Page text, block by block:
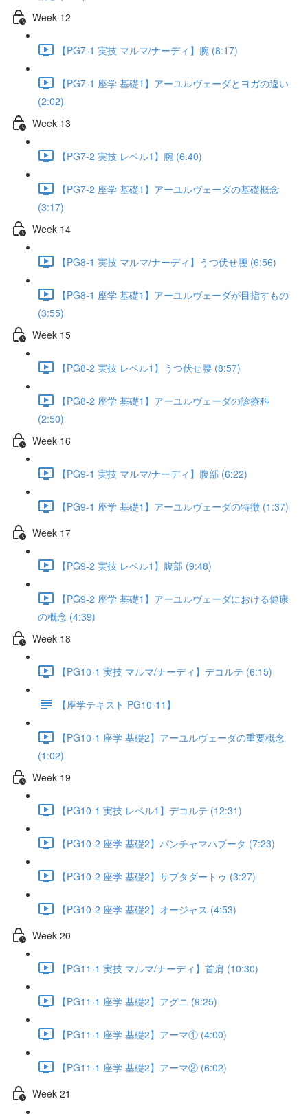
Week 12
【PG7-1 実技 マルマ/ナーディ】腕 (8:17)
【PG7-1 座学 基礎1】アーユルヴェーダとヨガの違い
(2:02)
Week 13
【PG7-2 実技 レベル1】腕 (6:40)
【PG7-2 座学 基礎1】アーユルヴェーダの基礎概念
(3:17)
Week 14
【PG8-1 実技 マルマ/ナーディ】うつ伏せ腰 (6:56)
【PG8-1 座学 基礎1】アーユルヴェーダが目指すもの
(3:55)
Week 15
【PG8-2 実技 レベル1】うつ伏せ腰 (8:57)
【PG8-2 座学 基礎1】アーユルヴェーダの診療科
(2:50)
Week 16
【PG9-1 実技 マルマ/ナーディ】腹部 (6:22)
【PG9-1 座学 基礎1】アーユルヴェーダの特徴 (1:37)
Week 17
【PG9-2 実技 レベル1】腹部 (9:48)
【PG9-2 座学 基礎1】アーユルヴェーダにおける健康
の概念 (4:39)
Week 18
【PG10-1 実技 マルマ/ナーディ】デコルテ (6:15)
【座学テキスト PG10-11】
【PG10-1 座学 基礎2】アーユルヴェーダの重要概念
(1:02)
Week 19
【PG10-1 実技 レベル1】デコルテ (12:31)
【PG10-2 座学 基礎2】パンチャマハブータ (7:23)
【PG10-2 座学 基礎2】サプタダートゥ (3:27)
【PG10-2 座学 基礎2】オージャス (4:53)
Week 20
【PG11-1 実技 マルマ/ナーディ】首肩 (10:30)
【PG11-1 座学 基礎2】アグニ (9:25)
【PG11-1 座学 基礎2】アーマ① (4:00)
【PG11-1 座学 基礎2】アーマ② (6:02)
Week 21